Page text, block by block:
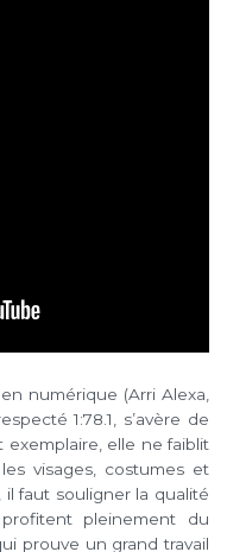
numérique (Arri Alexa,
1:78.1, s’avère de
elle ne faiblit
visages, costumes et
il faut souligner la qualité
pleinement du
prouve un grand travail